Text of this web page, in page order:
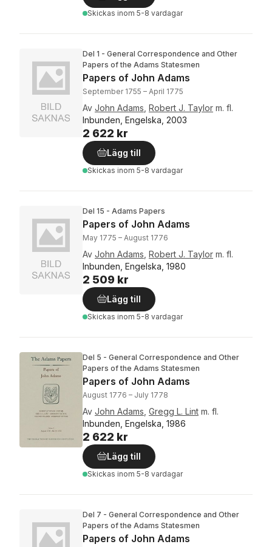
Skickas inom 5-8 vardagar
Del 1 - General Correspondence and Other
Papers of the Adams Statesmen
Papers of John Adams
September 1755 – April 1775
Av John Adams Robert J. Taylor m. fl.
Inbunden, Engelska, 2003
2 622 kr
Lägg till
Skickas inom 5-8 vardagar
Del 15 - Adams Papers
Papers of John Adams
May 1775 – August 1776
Av John Adams Robert J. Taylor m. fl.
Inbunden, Engelska, 1980
2 509 kr
Lägg till
Skickas inom 5-8 vardagar
Del 5 - General Correspondence and Other
Papers of the Adams Statesmen
Papers of John Adams
August 1776 – July 1778
Av John Adams Gregg L. Lint m. fl.
Inbunden, Engelska, 1986
2 622 kr
Lägg till
Skickas inom 5-8 vardagar
Del 7 - General Correspondence and Other
Papers of the Adams Statesmen
Papers of John Adams